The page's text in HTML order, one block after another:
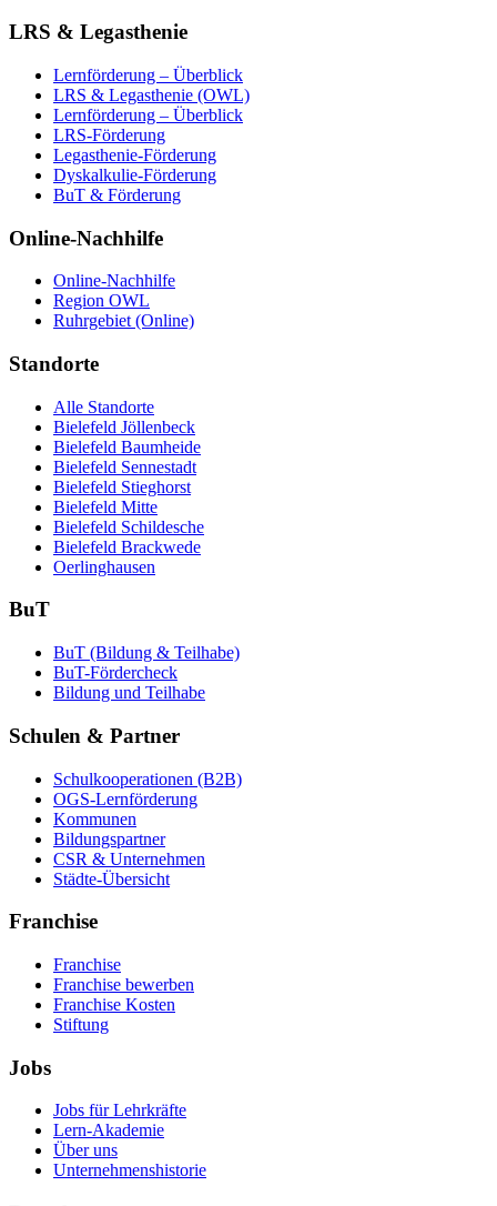
LRS & Legasthenie
Lernförderung – Überblick
LRS & Legasthenie (OWL)
Lernförderung – Überblick
LRS-Förderung
Legasthenie-Förderung
Dyskalkulie-Förderung
BuT & Förderung
Online-Nachhilfe
Online-Nachhilfe
Region OWL
Ruhrgebiet (Online)
Standorte
Alle Standorte
Bielefeld Jöllenbeck
Bielefeld Baumheide
Bielefeld Sennestadt
Bielefeld Stieghorst
Bielefeld Mitte
Bielefeld Schildesche
Bielefeld Brackwede
Oerlinghausen
BuT
BuT (Bildung & Teilhabe)
BuT-Fördercheck
Bildung und Teilhabe
Schulen & Partner
Schulkooperationen (B2B)
OGS-Lernförderung
Kommunen
Bildungspartner
CSR & Unternehmen
Städte-Übersicht
Franchise
Franchise
Franchise bewerben
Franchise Kosten
Stiftung
Jobs
Jobs für Lehrkräfte
Lern-Akademie
Über uns
Unternehmenshistorie